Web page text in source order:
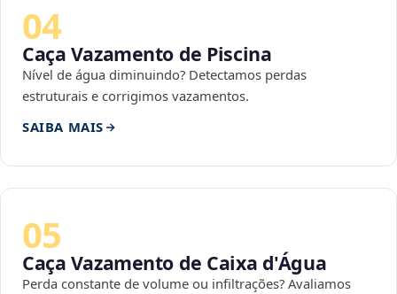
04
Caça Vazamento de Piscina
Nível de água diminuindo? Detectamos perdas
estruturais e corrigimos vazamentos.
SAIBA MAIS
05
Caça Vazamento de Caixa d'Água
Perda constante de volume ou infiltrações? Avaliamos